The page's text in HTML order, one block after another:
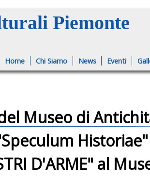
Jump to navigationPiemonte
Home Chi Siamo News Eventi
Museo di
D'ARME" al